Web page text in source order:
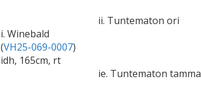
i. Winebald
(VH25-069-0007)
idh, 165cm, rt
ii. Tuntematon ori
ie. Tuntematon tamma